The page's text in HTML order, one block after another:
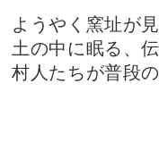
ようやく窯址が
土の中に眠る、
村人たちが普段